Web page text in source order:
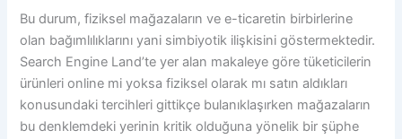
Bu durum, fiziksel mağazaların ve e-ticaretin birbirlerine
olan bağımlılıklarını yani simbiyotik ilişkisini göstermektedir.
Search Engine Land’te yer alan makaleye göre tüketicilerin
ürünleri online mi yoksa fiziksel olarak mı satın aldıkları
konusundaki tercihleri gittikçe bulanıklaşırken mağazaların
bu denklemdeki yerinin kritik olduğuna yönelik bir şüphe